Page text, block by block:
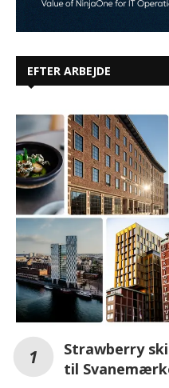
EFTER ARBEJDE
Strawberry
til